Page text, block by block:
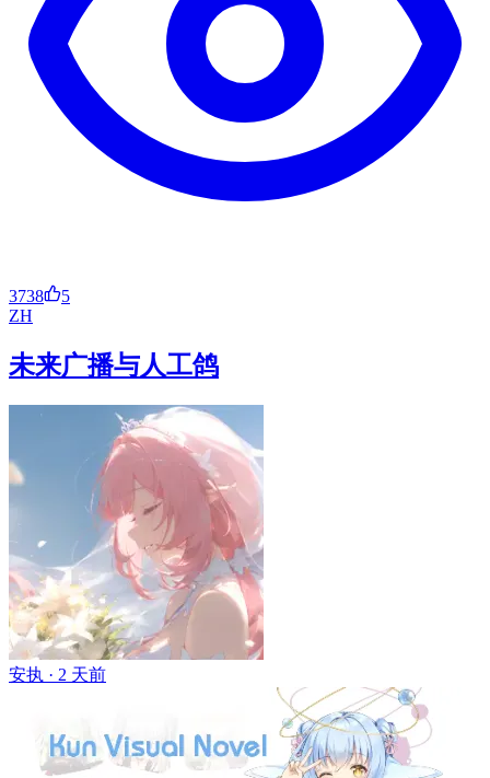
3738
5
ZH
未来广播与人工鸽
安执 · 2 天前